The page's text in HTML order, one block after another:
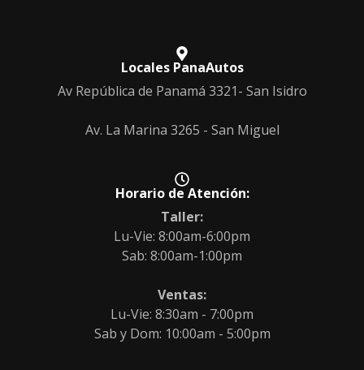
Locales PanaAutos
Av República de Panamá 3321- San Isidro
Av. La Marina 3265 - San Miguel
Horario de Atención:
Taller:
Lu-Vie: 8:00am-6:00pm
Sab: 8:00am-1:00pm
Ventas:
Lu-Vie: 8:30am - 7:00pm
Sab y Dom: 10:00am - 5:00pm